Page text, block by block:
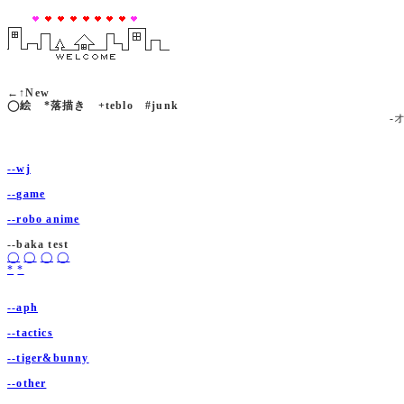
←↑New
◯絵 *落描き +teblo #junk
-
--wj
--game
--robo anime
--baka test
◯ ◯ ◯ ◯
* *
--aph
--tactics
--tiger&bunny
--other